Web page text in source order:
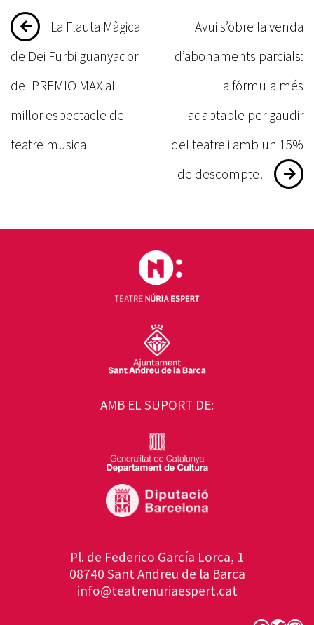
Navegació
d'entrades
La Flauta Màgica
de Dei Furbi guanyador
del PREMIO MAX al
millor espectacle de
teatre musical
Avui s’obre la venda
d’abonaments parcials:
la fórmula més
adaptable per gaudir
del teatre i amb un 15%
de descompte!
AMB EL SUPORT DE:
Pl. de Federico García Lorca, 1
08740 Sant Andreu de la Barca
info@teatrenuriaespert.cat